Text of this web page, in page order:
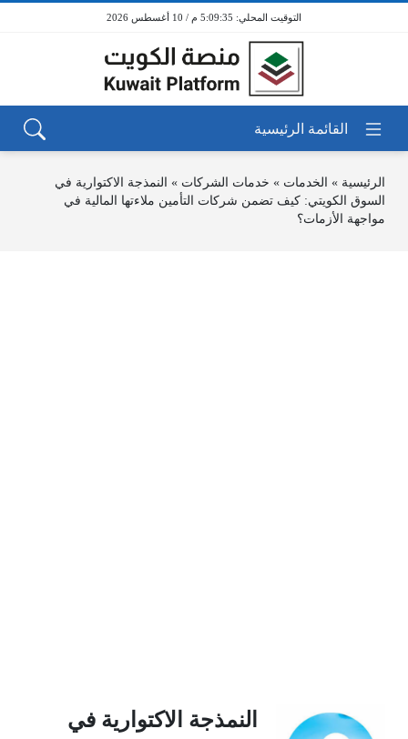
5:09:36 م / 10 أغسطس 2026
الرئيسية » الخدمات » خدمات الشركات » النمذجة الاكتوارية في
السوق الكويتي: كيف تضمن شركات التأمين ملاءتها المالية في
مواجهة الأزمات؟
النمذجة الاكتوارية في